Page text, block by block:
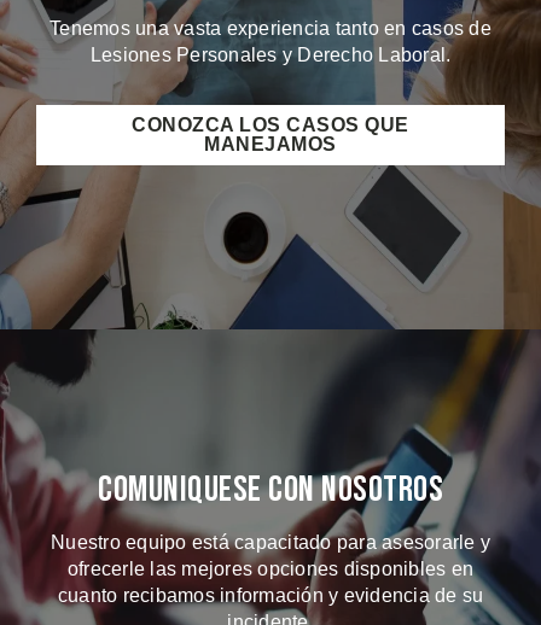
Tenemos una vasta experiencia tanto en casos de
Lesiones Personales y Derecho Laboral.
CONOZCA LOS CASOS QUE
MANEJAMOS
Comuniquese Con Nosotros
Nuestro equipo está capacitado para asesorarle y
ofrecerle las mejores opciones disponibles en
cuanto recibamos información y evidencia de su